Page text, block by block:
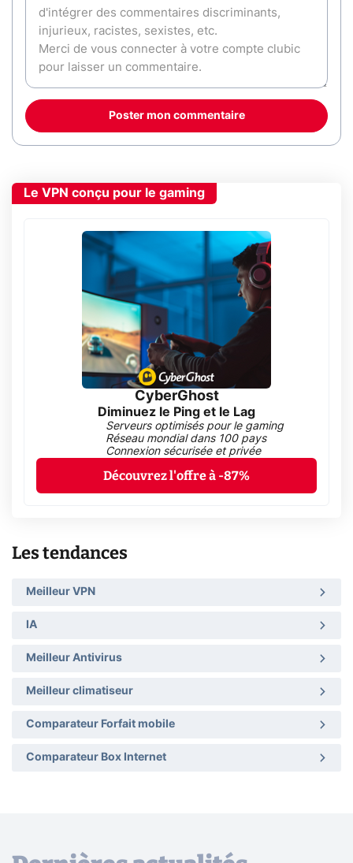
Poster mon commentaire
Le VPN conçu pour le gaming
CyberGhost
Diminuez le Ping et le Lag
Serveurs optimisés pour le gaming
Réseau mondial dans 100 pays
Connexion sécurisée et privée
Découvrez l'offre à -87%
Les tendances
Meilleur VPN
IA
Meilleur Antivirus
Meilleur climatiseur
Comparateur Forfait mobile
Comparateur Box Internet